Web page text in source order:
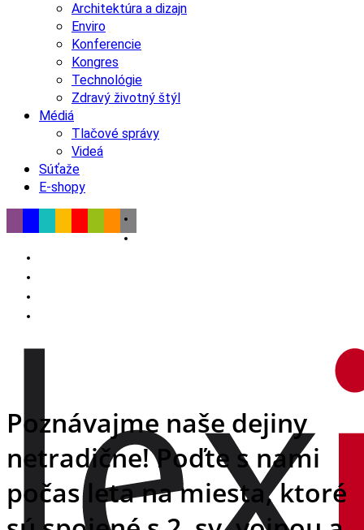
Architektúra a dizajn
Enviro
Konferencie
Kongres
Technológie
Zdravý životný štýl
Médiá
Tlačové správy
Videá
Súťaže
E-shopy
Poznávajme naše dejiny
netradične! Poďte s nami
počas leta na miesta, ktoré